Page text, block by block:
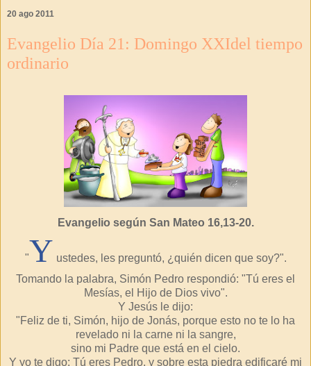
20 ago 2011
Evangelio Día 21: Domingo XXIdel tiempo
ordinario
Evangelio según San Mateo 16,13-20.
"Y ustedes, les preguntó, ¿quién dicen que soy?".
Tomando la palabra, Simón Pedro respondió: "Tú eres el
Mesías, el Hijo de Dios vivo".
Y Jesús le dijo:
"Feliz de ti, Simón, hijo de Jonás, porque esto no te lo ha
revelado ni la carne ni la sangre,
sino mi Padre que está en el cielo.
Y yo te digo: Tú eres Pedro, y sobre esta piedra edificaré mi